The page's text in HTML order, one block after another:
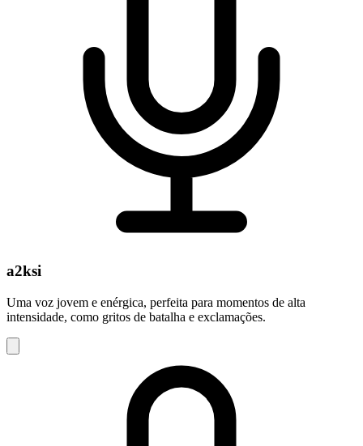
a2ksi
Uma voz jovem e enérgica, perfeita para momentos de alta
intensidade, como gritos de batalha e exclamações.